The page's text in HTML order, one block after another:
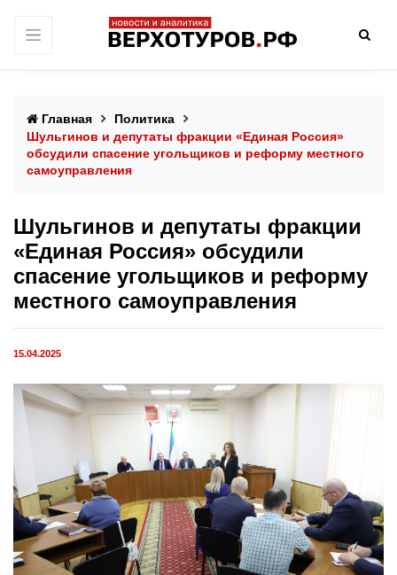
Главная
Политика
Шульгинов и депутаты фракции «Единая Россия»
обсудили спасение угольщиков и реформу местного
самоуправления
Шульгинов и депутаты фракции
«Единая Россия» обсудили
спасение угольщиков и реформу
местного самоуправления
15.04.2025